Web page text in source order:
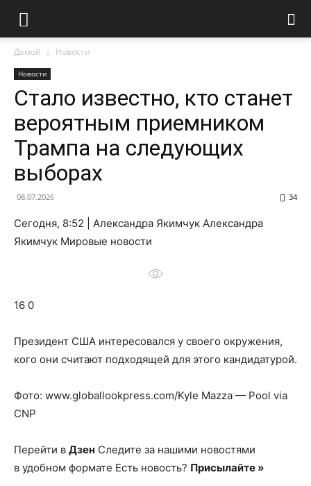
Домой Новости
Новости
Стало известно, кто станет
вероятным приемником
Трампа на следующих
выборах
08.07.2026 34
Сегодня, 8:52 | Александра Якимчук Александра
Якимчук Мировые новости
16 0
Президент США интересовался у своего окружения,
кого они считают подходящей для этого кандидатурой.
Фото: www.globallookpress.com/Kyle Mazza — Pool via
CNP
Перейти в Дзен Следите за нашими новостями
в удобном формате Есть новость? Присылайте »